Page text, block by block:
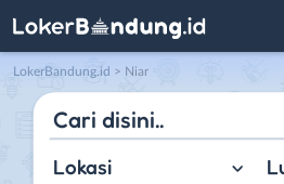
LokerBandung.id > Niar
Lokasi